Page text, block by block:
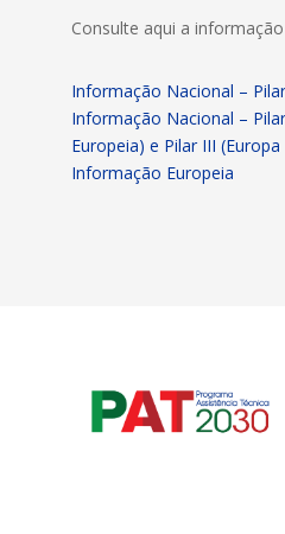
Consulte aqui a
Informação Nacional –
Informação Nacional –
Europeia) e Pilar III
Informação Europeia